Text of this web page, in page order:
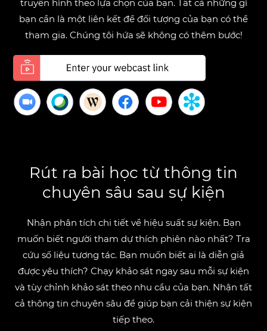
truyền hình theo lựa chọn của bạn. Tất cả những gì
bạn cần là một liên kết để đối tượng của bạn có thể
tham gia. Chúng tôi hứa sẽ không có thêm bước!
Rút ra bài học từ thông tin
chuyên sâu sau sự kiện
Nhận phân tích chi tiết về hiệu suất sự kiện. Bạn
muốn biết người tham dự thích phiên nào nhất? Tra
cứu số liệu tương tác. Bạn muốn biết ai là diễn giả
được yêu thích? Chạy khảo sát ngay sau mỗi sự kiện
và tùy chỉnh khảo sát theo nhu cầu của bạn. Nhận tất
cả thông tin chuyên sâu để giúp bạn cải thiện sự kiện
tiếp theo.